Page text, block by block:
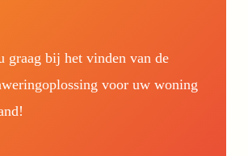
graag bij het vinden van de
voor uw woning